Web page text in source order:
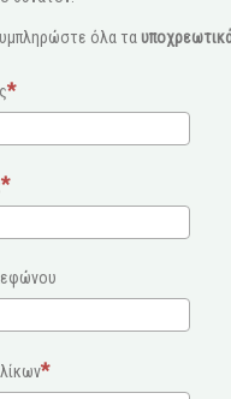
όλα τα